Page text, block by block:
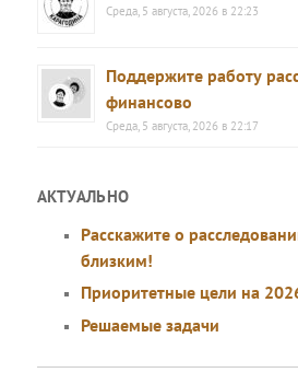
Среда, 5 августа, 2026 в 22:23
Поддержите работу
финансово
Среда, 5 августа, 2026 в 22:17
АКТУАЛЬНО
Расскажите о
близким!
Приоритетные цели на
Решаемые задачи